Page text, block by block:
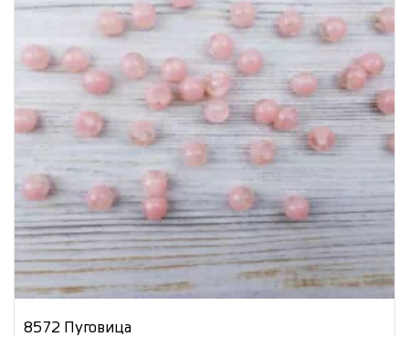
8572 Пуговица